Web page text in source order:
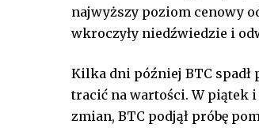
najwyższy poziom cenowy
wkroczyły niedźwiedzie i
Kilka dni później BTC spadł
tracić na wartości. W piątek i
zmian, BTC podjął próbę